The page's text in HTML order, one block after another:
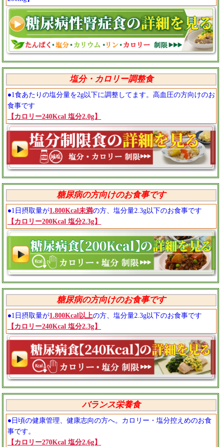
塩分・カロリー調整食
●1食あたりの塩分量を2g以下に調整してます。高血圧の方向けのお
食事です
【カロリー240Kcal 塩分2.0g】
糖尿病の方向けのお食事です
●1日摂取量が1.800Kcal未満の方、塩分量2.3g以下のお食事です
【カロリー200Kcal 塩分2.3g】
糖尿病の方向けのお食事です
●1日摂取量が1.800Kcal以上の方、塩分量2.3g以下のお食事です
【カロリー240Kcal 塩分2.3g】
バランス栄養食
●日頃の健康管理、健康志向の方へ。カロリー・塩分控えめのお食
事です。
【カロリー270Kcal 塩分2.6g】